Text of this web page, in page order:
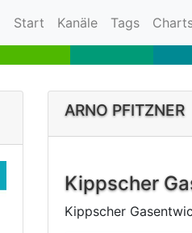
Start (current)
Kanäle Tags
ARNO PFITZNER
Kippscher
Kippscher